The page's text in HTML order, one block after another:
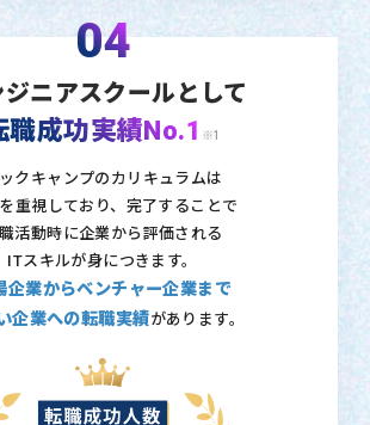
04
ジニアスクールとして
職成功実績No.1 ※1
クキャンプのカリキュラムは
重視しており、 完了することで
活動時に企業から評価される
ITスキルが身につきます。
企業からベンチャー企業まで
企業への転職実績があります。